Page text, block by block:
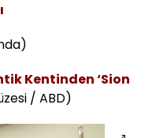
Kentinden ‘Sion
/ ABD)